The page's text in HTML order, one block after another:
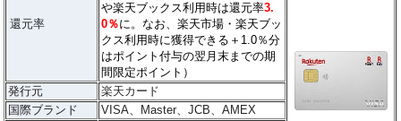
還元率
や楽天ブックス利用時は還元率3.
0％に。なお、楽天市場・楽天ブッ
クス利用時に獲得できる＋1.0％分
はポイント付与の翌月末までの期
間限定ポイント）
発行元
楽天カード
国際ブランド
VISA、Master、JCB、AMEX